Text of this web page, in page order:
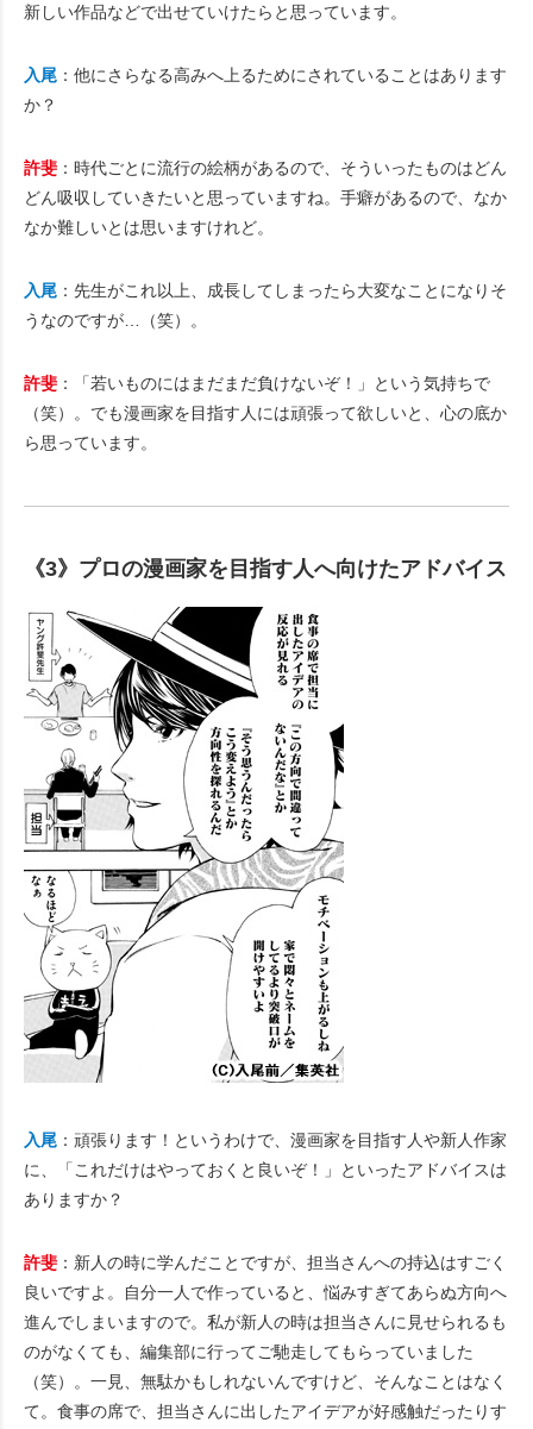
新しい作品などで出せていけたらと思っています。
入尾 ：他にさらなる高みへ上るためにされていることはあります
か？
許斐 ：時代ごとに流行の絵柄があるので、そういったものはどん
どん吸収していきたいと思っていますね。手癖があるので、なか
なか難しいとは思いますけれど。
入尾 ：先生がこれ以上、成長してしまったら大変なことになりそ
うなのですが…（笑）。
許斐 ：「若いものにはまだまだ負けないぞ！」という気持ちで
（笑）。でも漫画家を目指す人には頑張って欲しいと、心の底か
ら思っています。
《3》プロの漫画家を目指す人へ向けたアドバイス
入尾 ：頑張ります！というわけで、漫画家を目指す人や新人作家
に、「これだけはやっておくと良いぞ！」といったアドバイスは
ありますか？
許斐 ：新人の時に学んだことですが、担当さんへの持込はすごく
良いですよ。自分一人で作っていると、悩みすぎてあらぬ方向へ
進んでしまいますので。私が新人の時は担当さんに見せられるも
のがなくても、編集部に行ってご馳走してもらっていました
（笑）。一見、無駄かもしれないんですけど、そんなことはなく
て。食事の席で、担当さんに出したアイデアが好感触だったりす